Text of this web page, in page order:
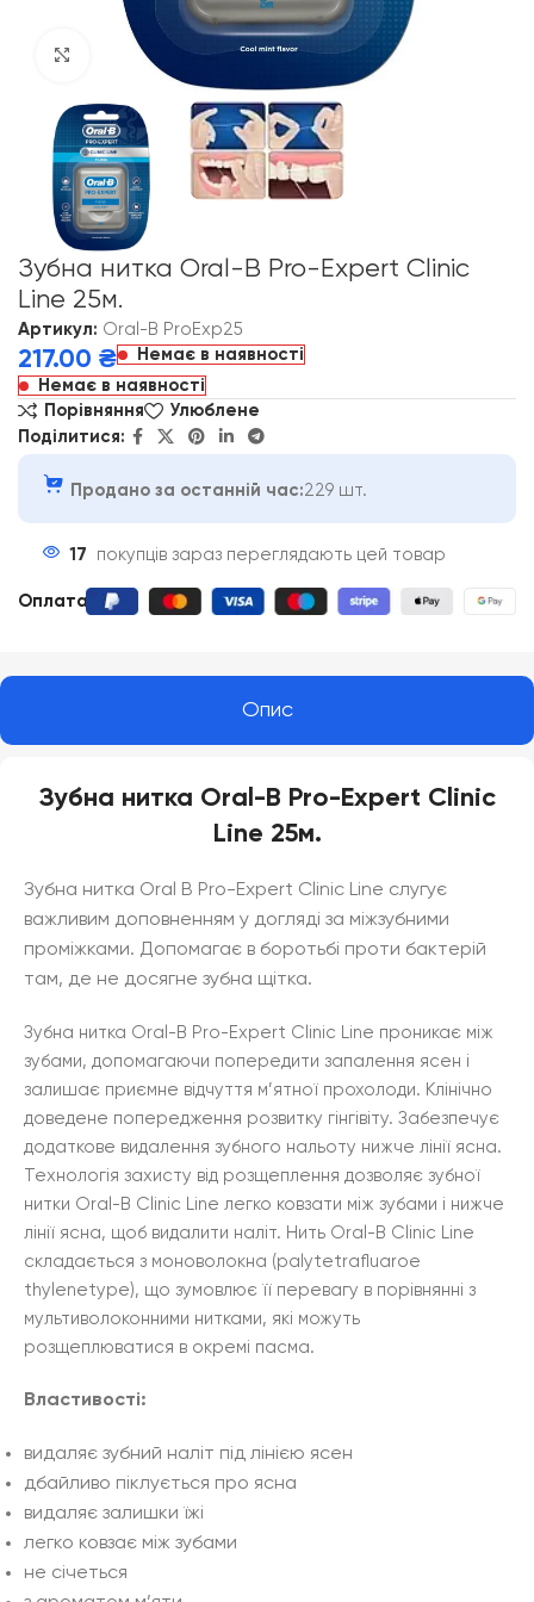
Click to enlarge
Зубна нитка Oral-B Pro-Expert Clinic
Line 25м.
Артикул: Oral-B ProExp25
217.00 ₴
Немає в наявності
Немає в наявності
Порівняння
Улюблене
Поділитися:
Продано за останній час:229 шт.
17 покупців зараз переглядають цей товар
Оплата
Опис
Зубна нитка Oral-B Pro-Expert Clinic
Line 25м.
Зубна нитка Oral B Pro-Expert Clinic Line слугує
важливим доповненням у догляді за міжзубними
проміжками. Допомагає в боротьбі проти бактерій
там, де не досягне зубна щітка.
Зубна нитка Oral-B Pro-Expert Clinic Line проникає між
зубами, допомагаючи попередити запалення ясен і
залишає приємне відчуття м’ятної прохолоди. Клінічно
доведене попередження розвитку гінгівіту. Забезпечує
додаткове видалення зубного нальоту нижче лінії ясна.
Технологія захисту від розщеплення дозволяє зубної
нитки Oral-B Clinic Line легко ковзати між зубами і нижче
лінії ясна, щоб видалити наліт. Нить Oral-B Clinic Line
складається з моноволокна (palytetrafluaroe
thylenetype), що зумовлює її перевагу в порівнянні з
мультиволоконними нитками, які можуть
розщеплюватися в окремі пасма.
Властивості:
видаляє зубний наліт під лінією ясен
дбайливо піклується про ясна
видаляє залишки їжі
легко ковзає між зубами
не січеться